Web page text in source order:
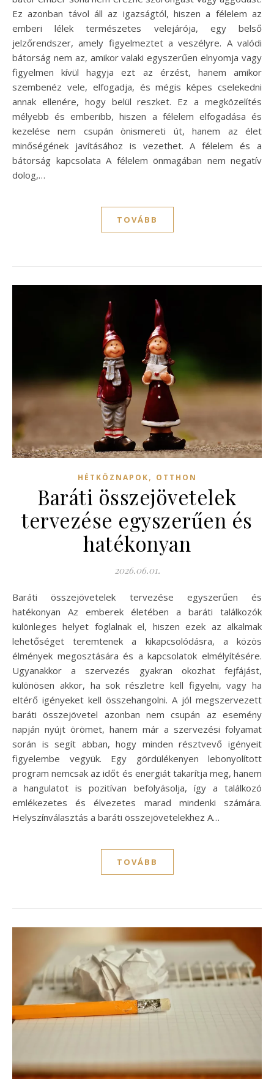
Ez azonban távol áll az igazságtól, hiszen a félelem az
emberi lélek természetes velejárója, egy belső
jelzőrendszer, amely figyelmeztet a veszélyre. A valódi
bátorság nem az, amikor valaki egyszerűen elnyomja vagy
figyelmen kívül hagyja ezt az érzést, hanem amikor
szembenéz vele, elfogadja, és mégis képes cselekedni
annak ellenére, hogy belül reszket. Ez a megközelítés
mélyebb és emberibb, hiszen a félelem elfogadása és
kezelése nem csupán önismereti út, hanem az élet
minőségének javításához is vezethet. A félelem és a
bátorság kapcsolata A félelem önmagában nem negatív
dolog,…
TOVÁBB
HÉTKÖZNAPOK, OTTHON
Baráti összejövetelek
tervezése egyszerűen és
hatékonyan
2026.06.01.
Baráti összejövetelek tervezése egyszerűen és
hatékonyan Az emberek életében a baráti találkozók
különleges helyet foglalnak el, hiszen ezek az alkalmak
lehetőséget teremtenek a kikapcsolódásra, a közös
élmények megosztására és a kapcsolatok elmélyítésére.
Ugyanakkor a szervezés gyakran okozhat fejfájást,
különösen akkor, ha sok részletre kell figyelni, vagy ha
eltérő igényeket kell összehangolni. A jól megszervezett
baráti összejövetel azonban nem csupán az esemény
napján nyújt örömet, hanem már a szervezési folyamat
során is segít abban, hogy minden résztvevő igényeit
figyelembe vegyük. Egy gördülékenyen lebonyolított
program nemcsak az időt és energiát takarítja meg, hanem
a hangulatot is pozitívan befolyásolja, így a találkozó
emlékezetes és élvezetes marad mindenki számára.
Helyszínválasztás a baráti összejövetelekhez A…
TOVÁBB